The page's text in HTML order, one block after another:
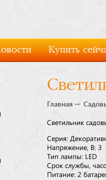
Купить
Главная
Светильник
Серия:
Напряжение, В: 3
Тип лампы: LED
Cрок службы,
Питание: 2